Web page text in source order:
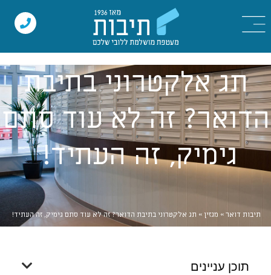
תג אלקטרוני בתיבת
הדואר? זה לא עוד סתם
גימיק, זה העתיד!
תיבות דואר» מגזין » תג אלקטרוני בתיבת הדואר? זה לא עוד סתם גימיק, זה העתיד!
תוכן עניינים